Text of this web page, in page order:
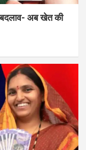
बदलाव- अब खेत की